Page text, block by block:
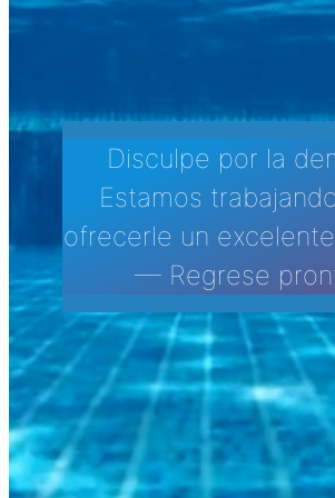
Disculpe por la
Estamos
ofrecerle un
— Regrese